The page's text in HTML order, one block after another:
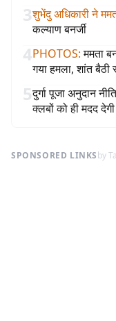
3शुभेंदु अधिकारी ने
कल्याण बनर्जी
4PHOTOS: ममता
गया हमला, शांत बैठी
5दुर्गा पूजा अनुदान
क्लबों को ही मदद
SPONSORED LINKSby